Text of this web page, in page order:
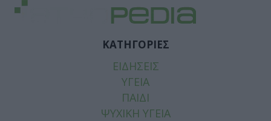
ΚΑΤΗΓΟΡΙΕΣ
ΕΙΔΗΣΕΙΣ
ΥΓΕΙΑ
ΠΑΙΔΙ
ΨΥΧΙΚΗ ΥΓΕΙΑ